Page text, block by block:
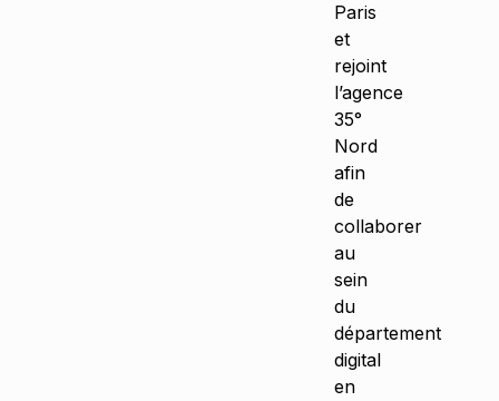
Paris
et
rejoint
l’agence
35°
Nord
afin
de
collaborer
au
sein
du
département
digital
en